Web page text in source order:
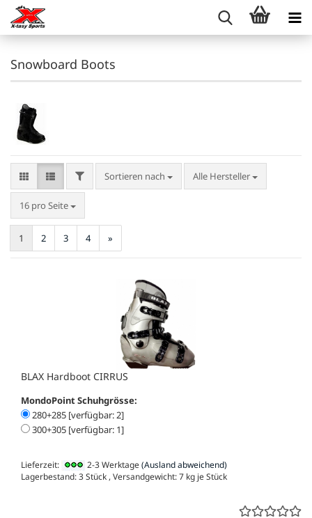
Snowboard Boots
FILTERSortieren nach
Sortieren nach Alle Hersteller
16 pro Seite
pro Seite
1 2 3 4 »
BLAX Hardboot CIRRUS
MondoPoint Schuhgrösse:
280+285 [verfügbar: 2]
300+305 [verfügbar: 1]
Lieferzeit: 2-3 Werktage(Ausland abweichend)
Lagerbestand: 3 Stück , Versandgewicht:7 kg je Stück